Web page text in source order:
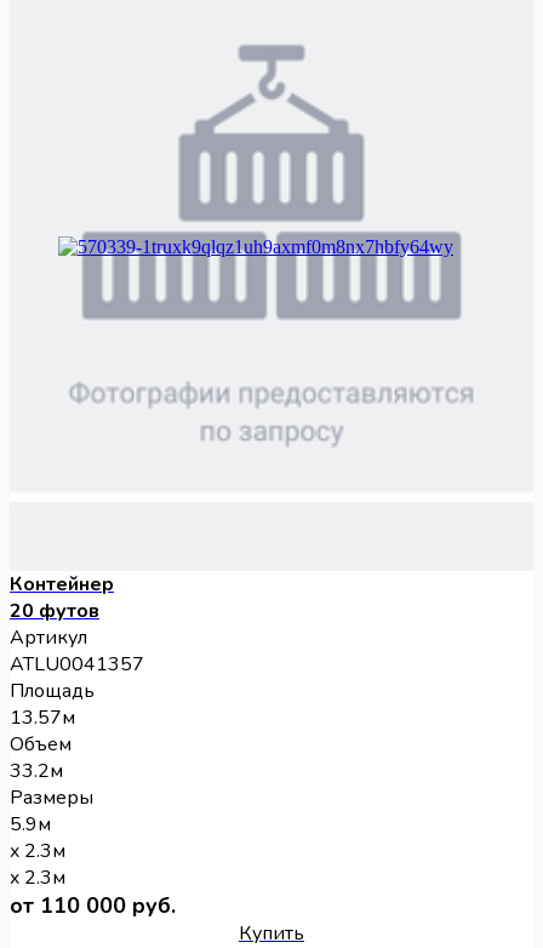
Контейнер
20 футов
Артикул
ATLU0041357
Площадь
13.57м
Объем
33.2м
Размеры
5.9м
x 2.3м
x 2.3м
от 110 000 руб.
Купить